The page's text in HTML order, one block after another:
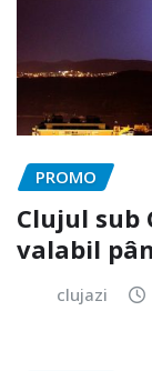
PROMO
Clujul sub
valabil
clujazi